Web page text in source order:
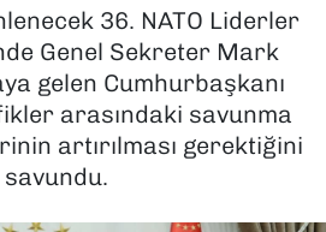
36. NATO Liderler
Genel Sekreter Mark
gelen Cumhurbaşkanı
arasındaki savunma
artırılması gerektiğini
savundu.